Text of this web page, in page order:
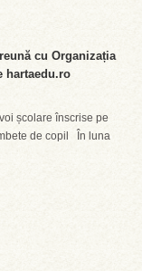
cu Organizația
hartaedu.ro
școlare înscrise pe
de copil În luna